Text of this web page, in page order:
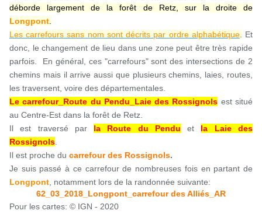
déborde largement de la forêt de Retz, sur la droite de
Longpont
Les carrefours sans nom sont décrits par ordre alphabétique.
Et
donc, le changement de lieu dans une zone peut être très rapide
parfois. En général, ces "carrefours" sont des intersections de 2
chemins mais il arrive aussi que plusieurs chemins, laies, routes,
les traversent, voire des départementales.
Le carrefour_Route du Pendu_Laie des Rossignols est situé
au Centre-Est dans la forêt de Retz.
Il est traversé par la Route du Pendu et la Laie des
Rossignols
Il est proche du carrefour des Rossignols.
Je suis passé à ce carrefour de nombreuses fois en partant de
Longpont , notamment lors de la randonnée suivante:
62_03_2018_Longpont_carrefour des Alliés_AR
Pour les cartes: © IGN - 2020